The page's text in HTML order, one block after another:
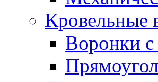
Кровельные
Воронки